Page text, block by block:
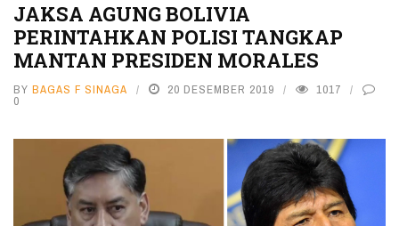
JAKSA AGUNG BOLIVIA
PERINTAHKAN POLISI TANGKAP
MANTAN PRESIDEN MORALES
BY BAGAS F SINAGA 20 DESEMBER 2019 1017
0